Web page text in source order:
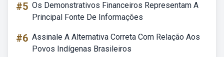
#5 Os Demonstrativos Financeiros Representam A
Principal Fonte De Informações
#6 Assinale A Alternativa Correta Com Relação Aos
Povos Indígenas Brasileiros